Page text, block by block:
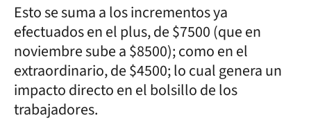
Esto se suma a los incrementos ya
efectuados en el plus, de $7500 (que en
noviembre sube a $8500); como en el
extraordinario, de $4500; lo cual genera un
impacto directo en el bolsillo de los
trabajadores.